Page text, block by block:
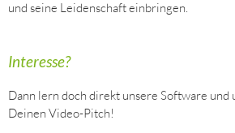
und seine Leidenschaft einbringen.
Interesse?
Dann lern doch direkt unsere Software und
Deinen Video-Pitch!